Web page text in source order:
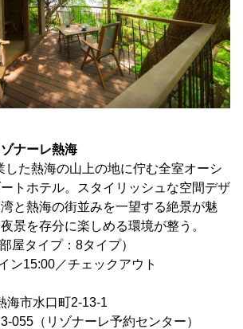
ナーレ熱海
した熱海の山上の地に佇む全室オーシ
トホテル。スタイリッシュな空間デザ
と熱海の街並みを一望する絶景が魅
景を存分に楽しめる環境が整う。
屋タイプ：8タイプ）
／チェックアウト
市水口町2-13-1
（リゾナーレ予約センター）